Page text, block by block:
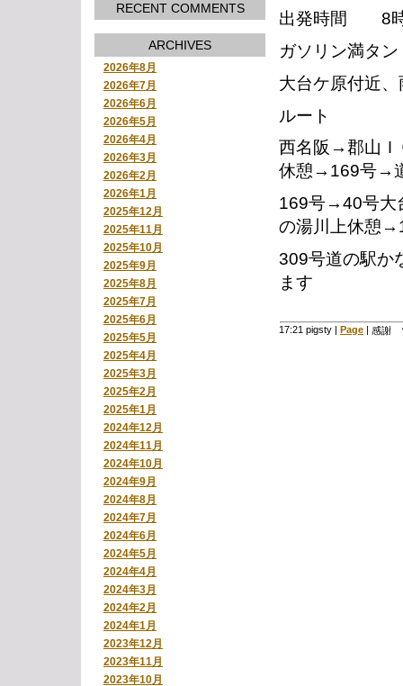
RECENT COMMENTS
ARCHIVES
2026年8月
2026年7月
2026年6月
2026年5月
2026年4月
2026年3月
2026年2月
2026年1月
2025年12月
2025年11月
2025年10月
2025年9月
2025年8月
2025年7月
2025年6月
2025年5月
2025年4月
2025年3月
2025年2月
2025年1月
2024年12月
2024年11月
2024年10月
2024年9月
2024年8月
2024年7月
2024年6月
2024年5月
2024年4月
2024年3月
2024年2月
2024年1月
2023年12月
2023年11月
2023年10月
出発時間 8時
ガソリン満タ
大台ケ原付近
ルート
西名阪→郡山
休憩→169号→
169号→40号
の湯川上休憩
309号道の駅
ます
17:21 pigsty | Page | 感謝